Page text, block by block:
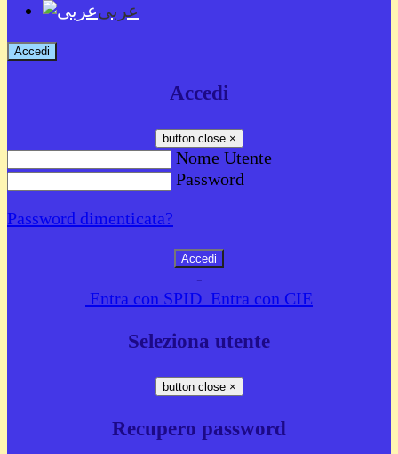
عربى
Accedi
Accedi
button close ×
Nome Utente
Password
Password dimenticata?
-
Entra con SPID Entra con CIE
Seleziona utente
button close ×
Recupero password